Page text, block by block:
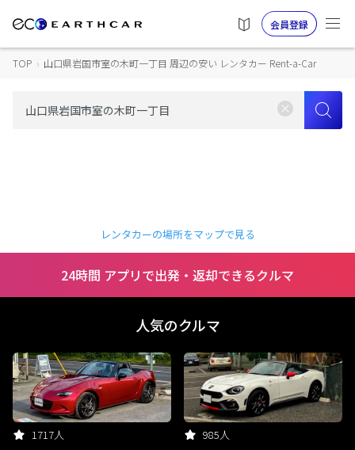
会員登録
TOP › 山口県岩国市室の木町一丁目 周辺の安い レンタカー Rent-a-Car
レンタカーの場所をマップで見る
24時間 アプリで出発・返却できるクルマ
人気のクルマ
1717人 985人